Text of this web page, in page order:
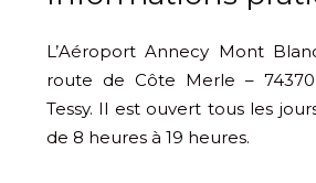
L’Aéroport Annecy Mont
route de Côte Merle –
Tessy. Il est ouvert tous les
de 8 heures à 19 heures.